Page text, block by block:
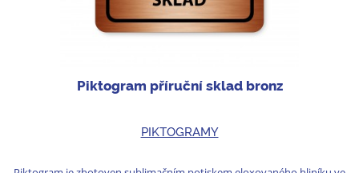
Piktogram příruční sklad bronz
PIKTOGRAMY